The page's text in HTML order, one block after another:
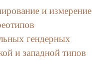
и измерение
гендерных
и западной типов